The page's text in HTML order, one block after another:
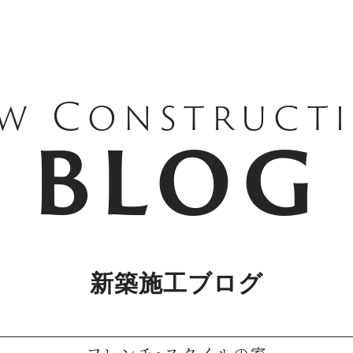
BLOG
新築施工ブログ